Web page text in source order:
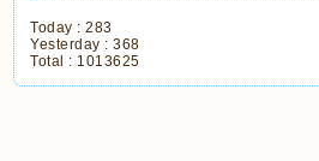
Today :283
Yesterday :368
Total : 1013625